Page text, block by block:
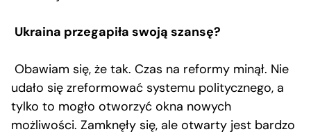
Ukraina przegapiła swoją szansę?
Obawiam się, że tak. Czas na reformy minął. Nie
udało się zreformować systemu politycznego, a
tylko to mogło otworzyć okna nowych
możliwości. Zamknęły się, ale otwarty jest bardzo